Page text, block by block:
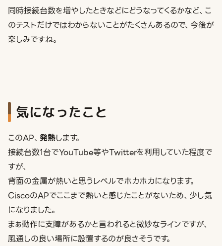
同時接続台数を増やしたときなどにどうなってくるかなど、こ
のテストだけではわからないことがたくさんあるので、今後が
楽しみですね。
気になったこと
このAP、 発熱します。
接続台数1台でYouTube等やTwitterを利用していた程度で
すが、
背面の金属が熱いと思うレベルでホカホカになります。
CiscoのAPでここまで熱いと感じたことがないため、少し気
になりました。
まぁ動作に支障があるかと言われると微妙なラインですが、
風通しの良い場所に設置するのが良さそうです。